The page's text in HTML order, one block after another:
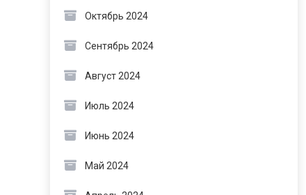
Октябрь 2024
Сентябрь 2024
Август 2024
Июль 2024
Июнь 2024
Май 2024